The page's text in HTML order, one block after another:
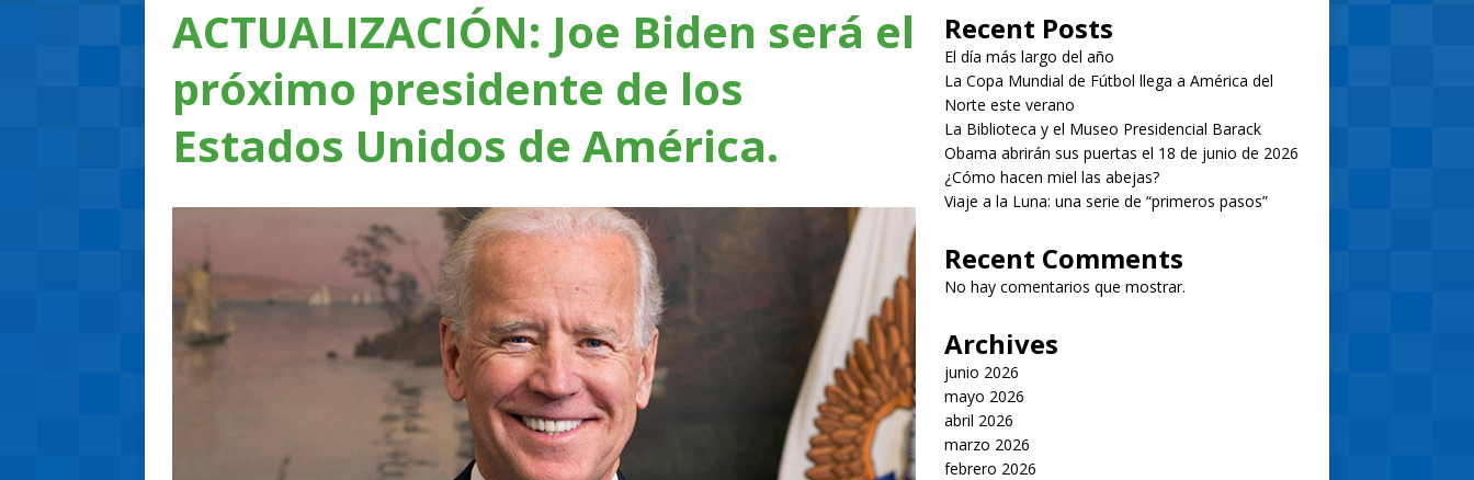
ACTUALIZACIÓN: Joe Biden será el
próximo presidente de los
Estados Unidos de América.
Recent Posts
El día más largo del año
La Copa Mundial de Fútbol llega a América del
Norte este verano
La Biblioteca y el Museo Presidencial Barack
Obama abrirán sus puertas el 18 de junio de 2026
¿Cómo hacen miel las abejas?
Viaje a la Luna: una serie de “primeros pasos”
Recent Comments
No hay comentarios que mostrar.
Archives
junio 2026
mayo 2026
abril 2026
marzo 2026
febrero 2026